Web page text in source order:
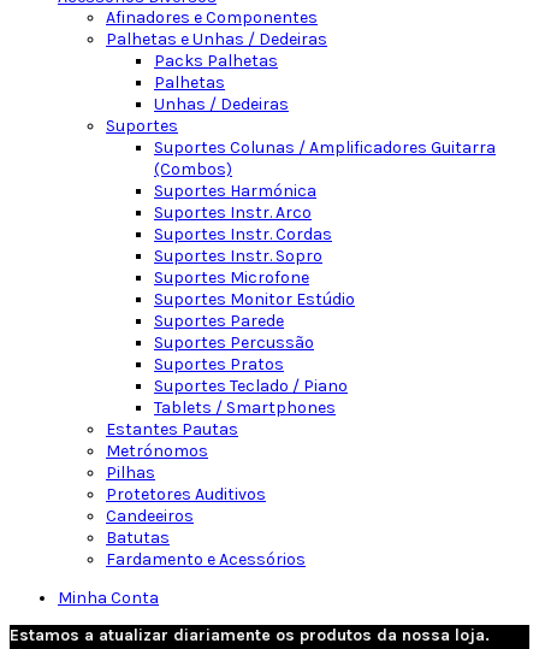
Afinadores e Componentes
Palhetas e Unhas / Dedeiras
Packs Palhetas
Palhetas
Unhas / Dedeiras
Suportes
Suportes Colunas / Amplificadores Guitarra
(Combos)
Suportes Harmónica
Suportes Instr. Arco
Suportes Instr. Cordas
Suportes Instr. Sopro
Suportes Microfone
Suportes Monitor Estúdio
Suportes Parede
Suportes Percussão
Suportes Pratos
Suportes Teclado / Piano
Tablets / Smartphones
Estantes Pautas
Metrónomos
Pilhas
Protetores Auditivos
Candeeiros
Batutas
Fardamento e Acessórios
Minha Conta
Estamos a atualizar diariamente os produtos da nossa loja.